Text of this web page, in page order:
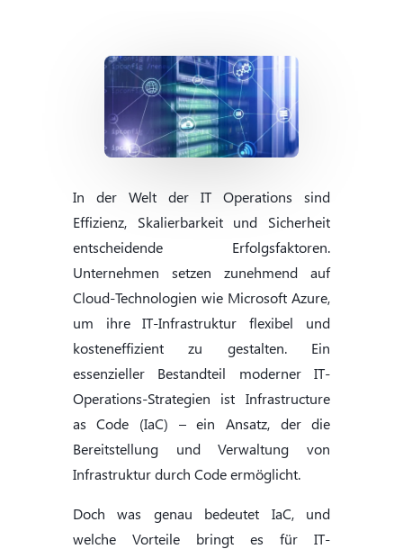
In der Welt der IT Operations sind
Effizienz, Skalierbarkeit und Sicherheit
entscheidende Erfolgsfaktoren.
Unternehmen setzen zunehmend auf
Cloud-Technologien wie Microsoft Azure,
um ihre IT-Infrastruktur flexibel und
kosteneffizient zu gestalten. Ein
essenzieller Bestandteil moderner IT-
Operations-Strategien ist Infrastructure
as Code (IaC) – ein Ansatz, der die
Bereitstellung und Verwaltung von
Infrastruktur durch Code ermöglicht.
Doch was genau bedeutet IaC, und
welche Vorteile bringt es für IT-